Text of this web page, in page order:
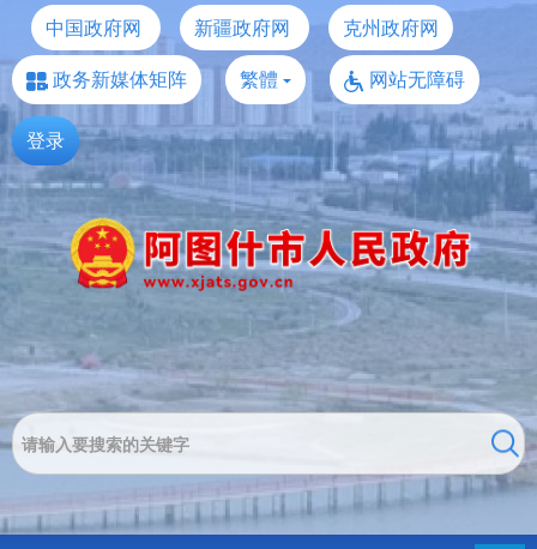
中国政府网 新疆政府网
克州政府网
政务新媒体矩阵
繁體 网站无障碍
登录